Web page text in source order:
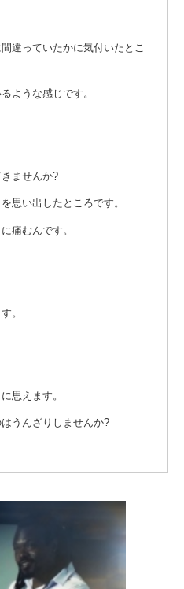
違っていたかに気付いたとこ
ような感じです。
ませんか?
思い出したところです。
痛むんです。
。
思えます。
うんざりしませんか?